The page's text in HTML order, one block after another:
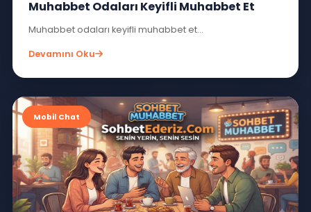
admin 31 Tem 2026
Mobil Chat Odaları
Mobil chat odaları, mobil cihazların...
Devamını Oku